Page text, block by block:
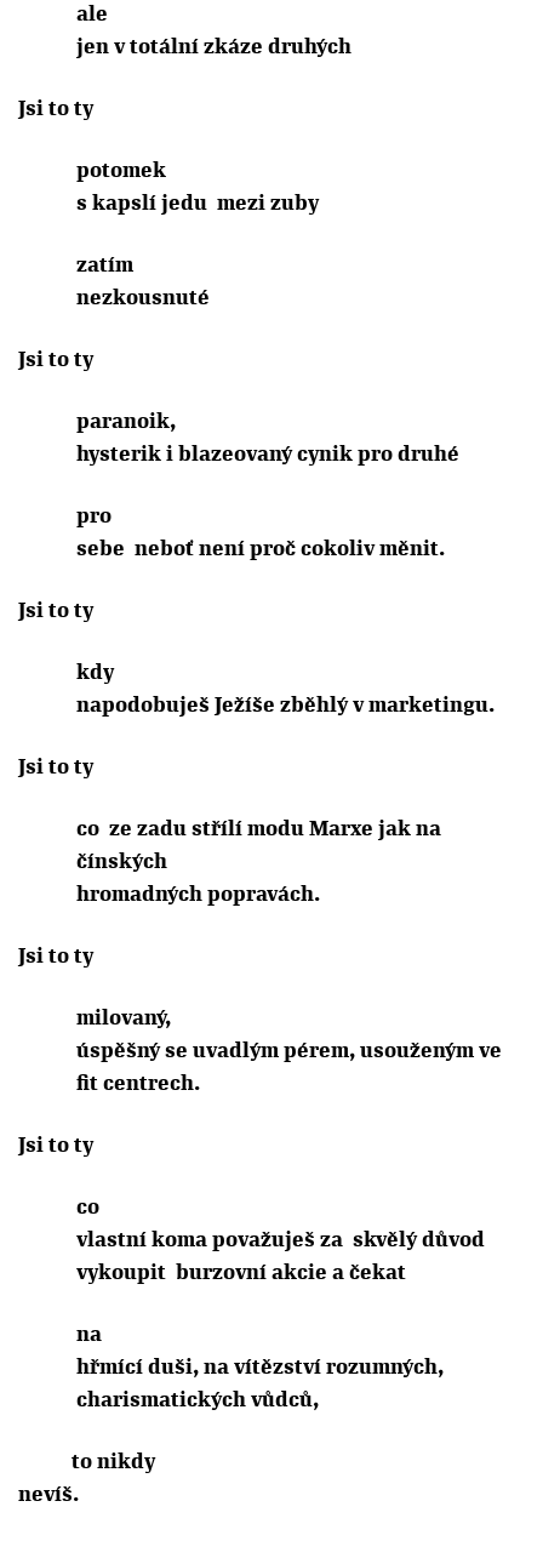
ale
jen v totální zkáze druhých
Jsi to ty
potomek
s kapslí jedu mezi zuby
zatím
nezkousnuté
Jsi to ty
paranoik,
hysterik i blazeovaný cynik pro druhé
pro
sebe neboť není proč cokoliv měnit.
Jsi to ty
kdy
napodobuješ Ježíše zběhlý v marketingu.
Jsi to ty
co ze zadu střílí modu Marxe jak na
čínských
hromadných popravách.
Jsi to ty
milovaný,
úspěšný se uvadlým pérem, usouženým ve
fit centrech.
Jsi to ty
co
vlastní koma považuješ za skvělý důvod
vykoupit burzovní akcie a čekat
na
hřmící duši, na vítězství rozumných,
charismatických vůdců,
to nikdy
nevíš.